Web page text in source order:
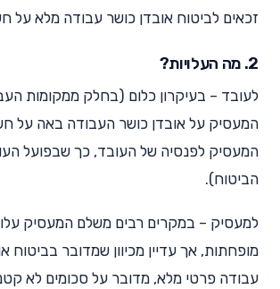
זכאים לביטוח אובדן כושר עבודה מלא על
2. מה העלויות?
לעובד – בעיקרון כלום (בחלק ממקומות
המעסיק על אובדן כושר העבודה באה על
המעסיק לפנסיה של העובד, כך שבפועל
הביטוח).
למעסיק – במקרים רבים משלם המעסיק
מופחתות, אך עדיין מכיוון שמדובר בביטוח
עבודה פרטי מלא, מדובר על סכומים לא